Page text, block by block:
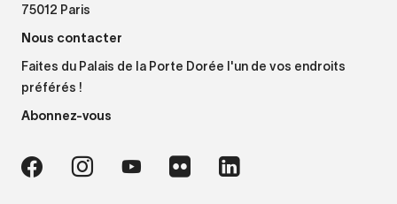
75012 Paris
Nous contacter
Faites du Palais de la Porte Dorée l'un de vos endroits
préférés !
Abonnez-vous